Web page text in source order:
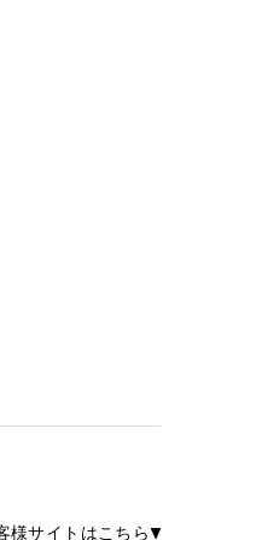
様サイトはこちら